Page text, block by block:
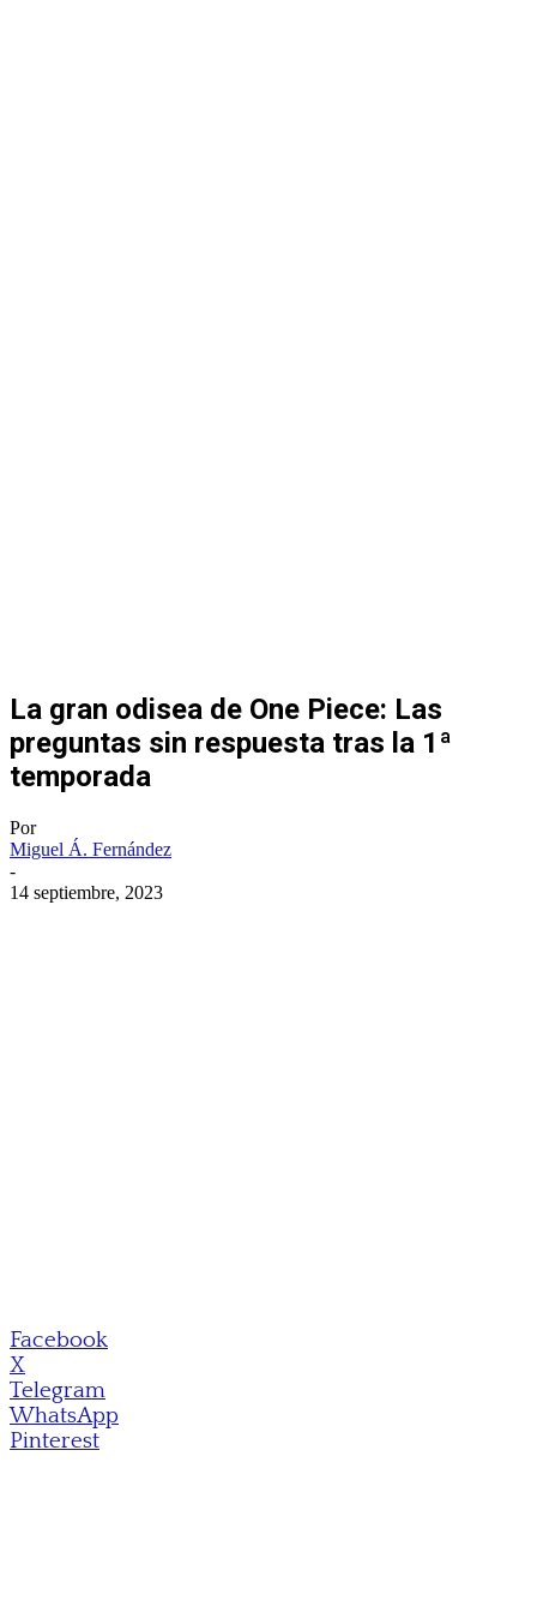
La gran odisea de One Piece: Las
preguntas sin respuesta tras la 1ª
temporada
Por
Miguel Á. Fernández
-
14 septiembre, 2023
Facebook
X
Telegram
WhatsApp
Pinterest